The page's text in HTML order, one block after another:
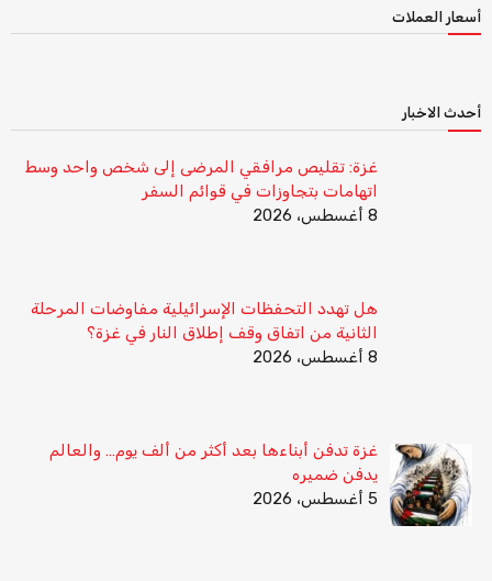
أسعار العملات
أحدث الاخبار
غزة: تقليص مرافقي المرضى إلى شخص واحد وسط
اتهامات بتجاوزات في قوائم السفر
8 أغسطس، 2026
هل تهدد التحفظات الإسرائيلية مفاوضات المرحلة
الثانية من اتفاق وقف إطلاق النار في غزة؟
8 أغسطس، 2026
غزة تدفن أبناءها بعد أكثر من ألف يوم… والعالم
يدفن ضميره
5 أغسطس، 2026